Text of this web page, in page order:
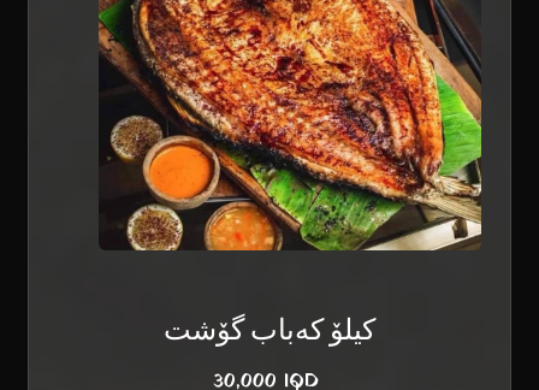
کیلۆ کەباب گۆشت
30,000 IQD